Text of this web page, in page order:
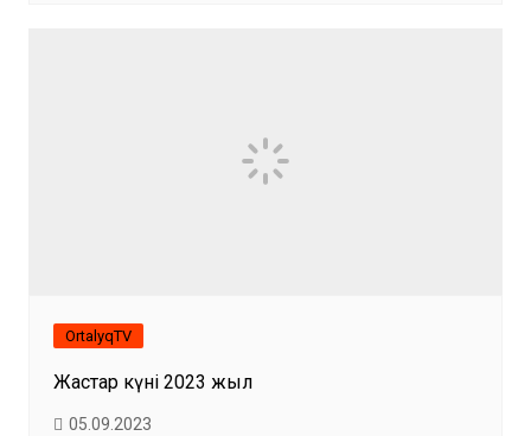
OrtalyqTV
Жастар күні 2023 жыл
05.09.2023